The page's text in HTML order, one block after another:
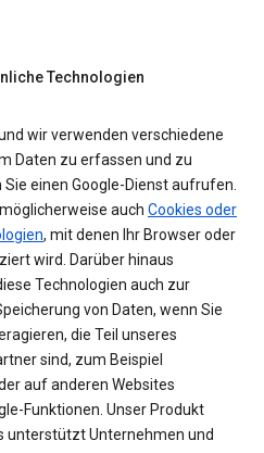
Technologien
wir verwenden verschiedene
Daten zu erfassen und zu
Sie einen Google-Dienst aufrufen.
auch Cookies oder
, mit denen Ihr Browser oder
wird. Darüber hinaus
Technologien auch zur
von Daten, wenn Sie
die Teil unseres
sind, zum Beispiel
auf anderen Websites
Funktionen. Unser Produkt
unterstützt Unternehmen und